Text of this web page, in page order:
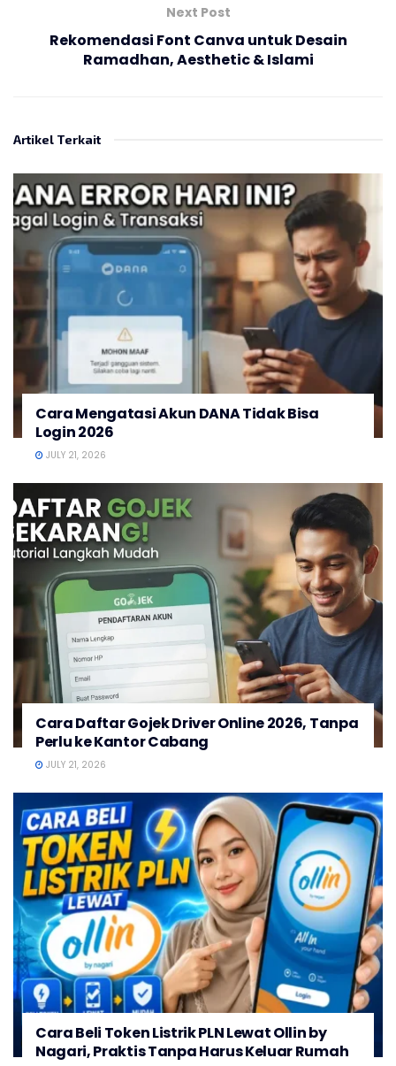
Next Post
Rekomendasi Font Canva untuk Desain
Ramadhan, Aesthetic & Islami
Artikel Terkait
Cara Mengatasi Akun DANA Tidak Bisa
Login 2026
JULY 21, 2026
Cara Daftar Gojek Driver Online 2026, Tanpa
Perlu ke Kantor Cabang
JULY 21, 2026
Cara Beli Token Listrik PLN Lewat Ollin by
Nagari, Praktis Tanpa Harus Keluar Rumah